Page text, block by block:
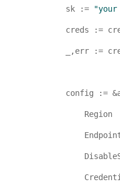
    sk :=
creds :=
_,err :=
config :=
Region